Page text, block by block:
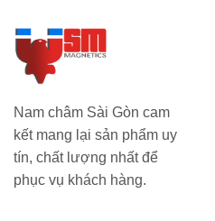
Nam châm Sài Gòn cam
kết mang lại sản phẩm uy
tín, chất lượng nhất để
phục vụ khách hàng.